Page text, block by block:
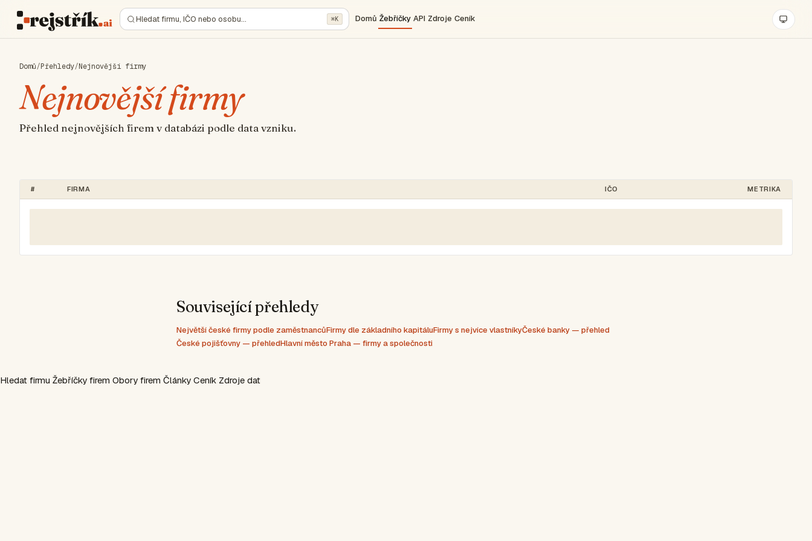
Hledat firmu, IČO nebo osobu… ⌘K Domů Žebříčky API Zdroje Ceník
Domů/Přehledy/Nejnovější firmy
Nejnovější firmy
Přehled nejnovějších firem v databázi podle data vzniku.
# FIRMA IČO METRIKA
Související přehledy
Největší české firmy podle zaměstnancůFirmy dle základního kapitáluFirmy s nejvíce vlastníkyČeské banky — přehled
České pojišťovny — přehledHlavní město Praha — firmy a společnosti
Hledat firmu Žebříčky firem Obory firem Články Ceník Zdroje dat